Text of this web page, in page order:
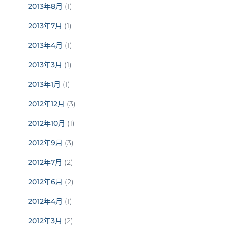
2013年8月 (1)
2013年7月 (1)
2013年4月 (1)
2013年3月 (1)
2013年1月 (1)
2012年12月 (3)
2012年10月 (1)
2012年9月 (3)
2012年7月 (2)
2012年6月 (2)
2012年4月 (1)
2012年3月 (2)